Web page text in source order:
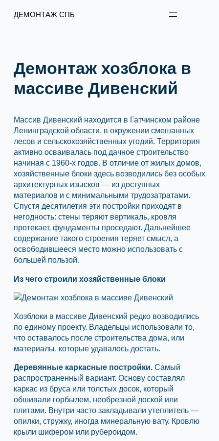
ДЕМОНТАЖ СПБ
Демонтаж хозблока в
массиве Дивенский
Массив Дивенский находится в Гатчинском районе
Ленинградской области, в окружении смешанных
лесов и сельскохозяйственных угодий. Территория
активно осваивалась под дачное строительство
начиная с 1960-х годов. В отличие от жилых домов,
хозяйственные блоки здесь возводились без особых
архитектурных изысков — из доступных
материалов и с минимальными трудозатратами.
Спустя десятилетия эти постройки приходят в
негодность: стены теряют вертикаль, кровля
протекает, фундаменты проседают. Дальнейшее
содержание такого строения теряет смысл, а
освободившееся место можно использовать с
большей пользой.
Из чего строили хозяйственные блоки
Хозблоки в массиве Дивенский редко возводились
по единому проекту. Владельцы использовали то,
что оставалось после строительства дома, или
материалы, которые удавалось достать.
Деревянные каркасные постройки. Самый
распространенный вариант. Основу составлял
каркас из бруса или толстых досок, который
обшивали горбылем, необрезной доской или
плитами. Внутри часто закладывали утеплитель —
опилки, стружку, иногда минеральную вату. Кровлю
крыли шифером или рубероидом.